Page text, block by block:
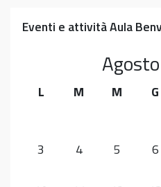
Eventi e attività Aula
Agosto
L M M G
3 4 5 6